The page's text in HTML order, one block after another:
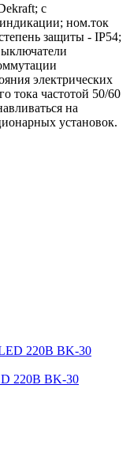
с
ном.ток
защиты - IP54;
электрических
тока частотой 50/60
на
установок.
220В ВK-30